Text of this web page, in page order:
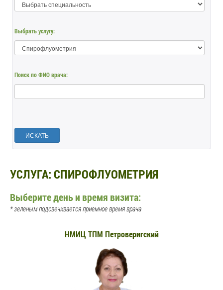
Выбрать услугу:
Поиск по ФИО врача:
ИСКАТЬ
УСЛУГА: СПИРОФЛУОМЕТРИЯ
Выберите день и время визита:
* зеленым подсвечивается приемное время врача
НМИЦ ТПМ Петроверигский